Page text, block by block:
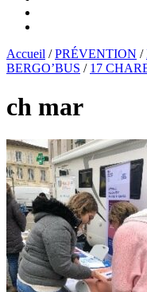
Accueil /PRÉVENTION /
BERGO’BUS / 17
ch mar